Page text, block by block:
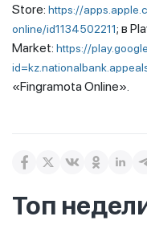
Store: https://
online/id1134502211; в
Market: https://
«Fingramota Online».
Топ